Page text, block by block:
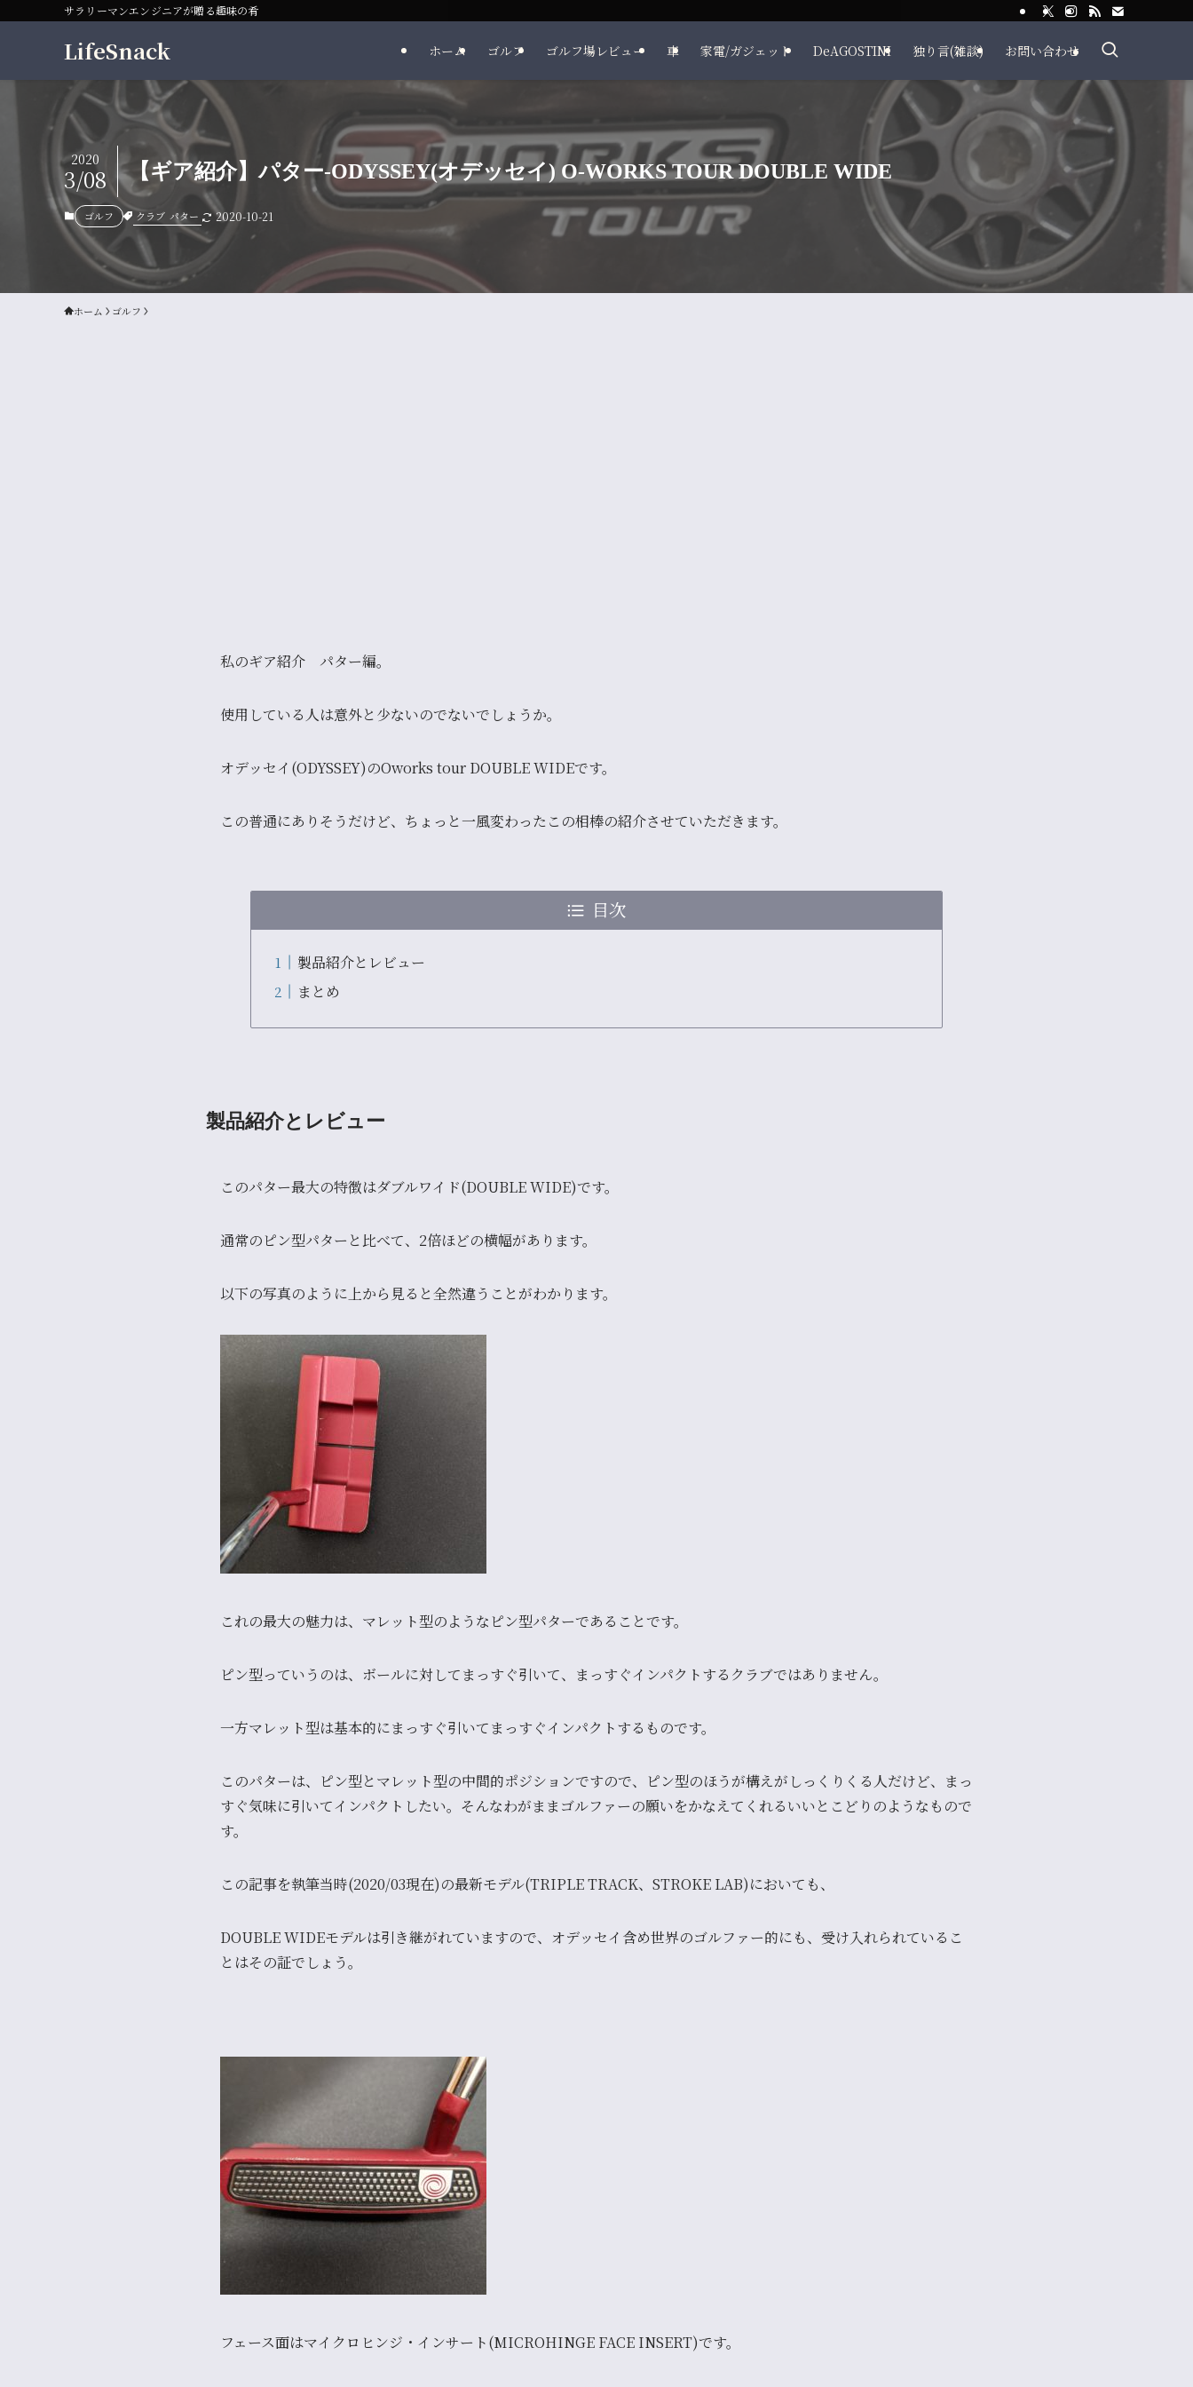
サラリーマンエンジニアが贈る趣味の肴
LifeSnack ホーム ゴルフ ゴルフ場レビュー 車 家電/ガジェット DeAGOSTINI 独り言(雑談) お問い合わせ
【ギア紹介】パター-ODYSSEY(オデッセイ) O-WORKS TOUR DOUBLE WIDE
2020
3/08
ゴルフ クラブ パター 2020-10-21
ホーム ゴルフ
私のギア紹介 パター編。
使用している人は意外と少ないのでないでしょうか。
オデッセイ(ODYSSEY)のOworks tour DOUBLE WIDEです。
この普通にありそうだけど、ちょっと一風変わったこの相棒の紹介させていただきます。
目次
製品紹介とレビュー
まとめ
製品紹介とレビュー
このパター最大の特徴はダブルワイド(DOUBLE WIDE)です。
通常のピン型パターと比べて、 2倍ほどの横幅があります。
以下の写真のように上から見ると全然違うことがわかります。
これの最大の魅力は、 マレット型のようなピン型パターであることです。
ピン型っていうのは、ボールに対してまっすぐ引いて、まっすぐインパクトするクラブではありません。
一方マレット型は基本的にまっすぐ引いてまっすぐインパクトするものです。
このパターは、 ピン型とマレット型の中間的ポジションですので、ピン型のほうが構えがしっくりくる人だけど、まっ
すぐ気味に引いてインパクトしたい。そんなわがままゴルファーの願いをかなえてくれるいいとこどりのようなもので
す。
この記事を執筆当時(2020/03現在)の最新モデル(TRIPLE TRACK、STROKE LAB)においても、
DOUBLE WIDEモデルは引き継がれていますので、オデッセイ含め世界のゴルファー的にも、受け入れられているこ
とはその証でしょう。
フェース面はマイクロヒンジ・インサート(MICROHINGE FACE INSERT)です。